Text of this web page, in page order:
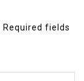
Required fields